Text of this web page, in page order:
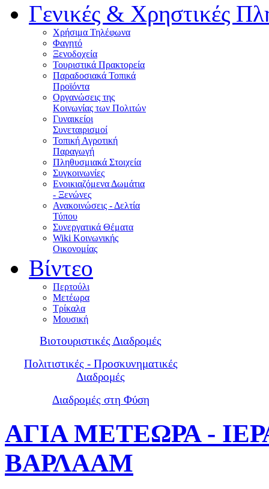
Γενικές & Χρηστικές
Χρήσιμα Τηλέφωνα
Φαγητό
Ξενοδοχεία
Τουριστικά Πρακτορεία
Παραδοσιακά Τοπικά
Προϊόντα
Οργανώσεις της
Κοινωνίας των Πολιτών
Γυναικείοι
Συνεταιρισμοί
Τοπική Αγροτική
Παραγωγή
Πληθυσμιακά Στοιχεία
Συγκοινωνίες
Ενοικιαζόμενα Δωμάτια
- Ξενώνες
Ανακοινώσεις - Δελτία
Τύπου
Συνεργατικά Θέματα
Wiki Κοινωνικής
Οικονομίας
Βίντεο
Περτούλι
Μετέωρα
Τρίκαλα
Μουσική
Βιοτουριστικές Διαδρομές
Πολιτιστικές - Προσκυνηματικές
Διαδρομές
Διαδρομές στη Φύση
ΑΓΙΑ ΜΕΤΕΩΡΑ -
ΒΑΡΛΑΑΜ